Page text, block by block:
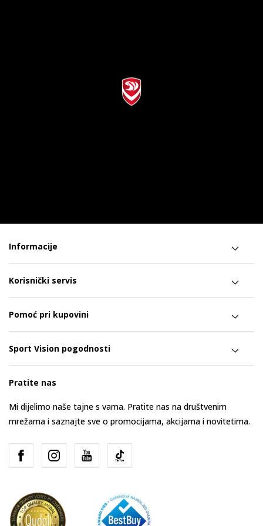
Informacije
Korisnički servis
Pomoć pri kupovini
Sport Vision pogodnosti
Pratite nas
Mi dijelimo naše tajne s vama. Pratite nas na društvenim
mrežama i saznajte sve o promocijama, akcijama i novitetima.